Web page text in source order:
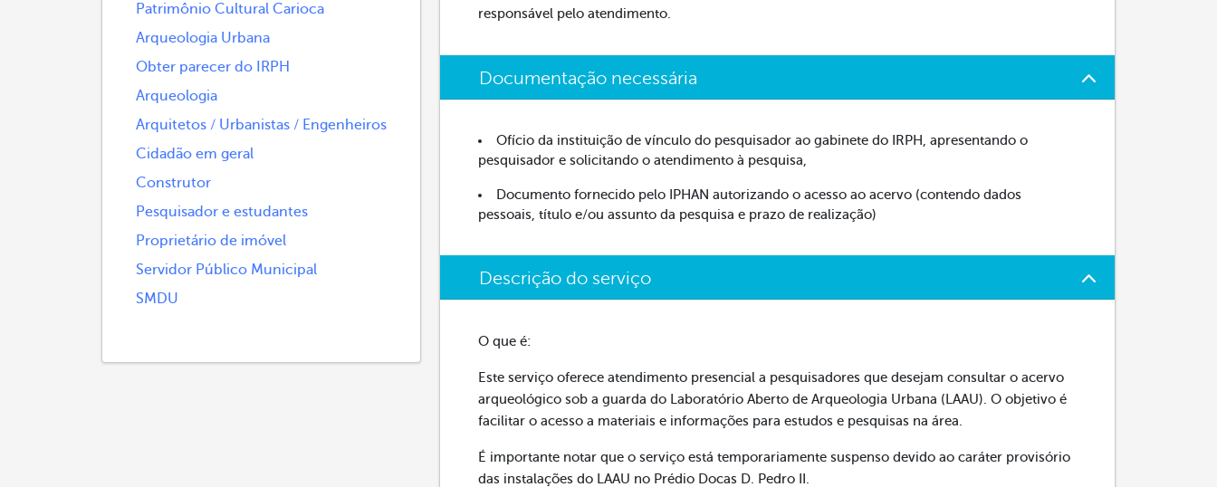
Patrimônio Cultural Carioca
Arqueologia Urbana
Obter parecer do IRPH
Arqueologia
Arquitetos / Urbanistas / Engenheiros
Cidadão em geral
Construtor
Pesquisador e estudantes
Proprietário de imóvel
Servidor Público Municipal
SMDU
responsável pelo atendimento.
Documentação necessária
Ofício da instituição de vínculo do pesquisador ao gabinete do IRPH, apresentando o
pesquisador e solicitando o atendimento à pesquisa,
Documento fornecido pelo IPHAN autorizando o acesso ao acervo (contendo dados
pessoais, título e/ou assunto da pesquisa e prazo de realização)
Descrição do serviço
O que é:
Este serviço oferece atendimento presencial a pesquisadores que desejam consultar o acervo
arqueológico sob a guarda do Laboratório Aberto de Arqueologia Urbana (LAAU). O objetivo é
facilitar o acesso a materiais e informações para estudos e pesquisas na área.
É importante notar que o serviço está temporariamente suspenso devido ao caráter provisório
das instalações do LAAU no Prédio Docas D. Pedro II.